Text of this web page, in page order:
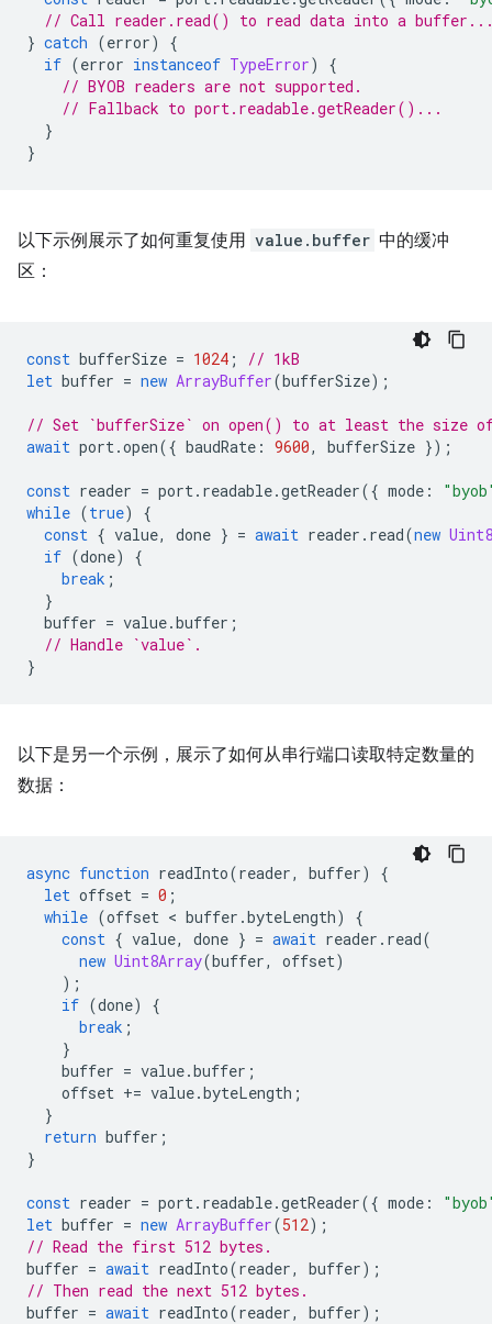
// Call reader.read() to read data into a
} catch (error)
{
if (error instanceof TypeError)
{
// BYOB readers are not supported.
// Fallback to port.readable.getReader()...
}
}
以下示例展示了如何重复使用 value.buffer 中的缓冲
区：
const bufferSize = 1024 ;
// 1kB
let buffer = new ArrayBuffer(bufferSize);
// Set `bufferSize` on open() to at least the size
await port.open({ baudRate : 9600, bufferSize });
const reader = port. readable.getReader({ mode :
while (true)
{
const { value, done } = await reader . read(new
if (done)
{
break ;
}
buffer = value.buffer ;
// Handle `value`.
}
以下是另一个示例，展示了如何从串行端口读取特定数量的
数据：
async function readInto(reader, buffer)
{
let offset = 0 ;
while (offset < buffer .byteLength)
{
const { value, done } = await reader . read(
new Uint8Array(buffer, offset)
);
if (done)
{
break ;
}
buffer = value.buffer ;
offset += value.byteLength ;
}
return buffer ;
}
const reader = port. readable.getReader({ mode :
let buffer = new ArrayBuffer(512);
// Read the first 512 bytes.
buffer = await readInto(reader, buffer);
// Then read the next 512 bytes.
buffer = await readInto(reader, buffer);